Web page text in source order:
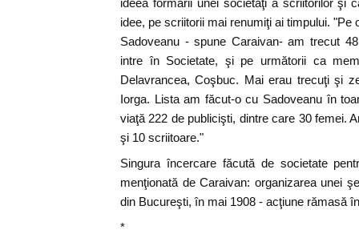
ideea formării unei societăţi a scriitorilor şi
idee, pe scriitorii mai renumiţi ai timpului. "Pe
Sadoveanu - spune Caraivan- am trecut
intre în Societate, şi pe următorii ca
Delavrancea, Coşbuc. Mai erau trecuţi şi
Iorga. Lista am făcut-o cu Sadoveanu în
viaţă 222 de publicişti, dintre care 30 femei.
şi 10 scriitoare."
Singura încercare făcută de societate
menţionată de Caraivan: organizarea unei
din Bucureşti, în mai 1908 - acţiune rămasă
*